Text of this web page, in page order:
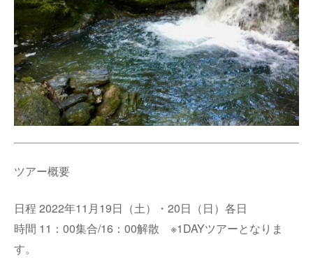
ツアー概要
日程 2022年11月19日（土）・20日（日）各日
時間 11：00集合/16：00解散 ※1DAYツアーとなりま
す。